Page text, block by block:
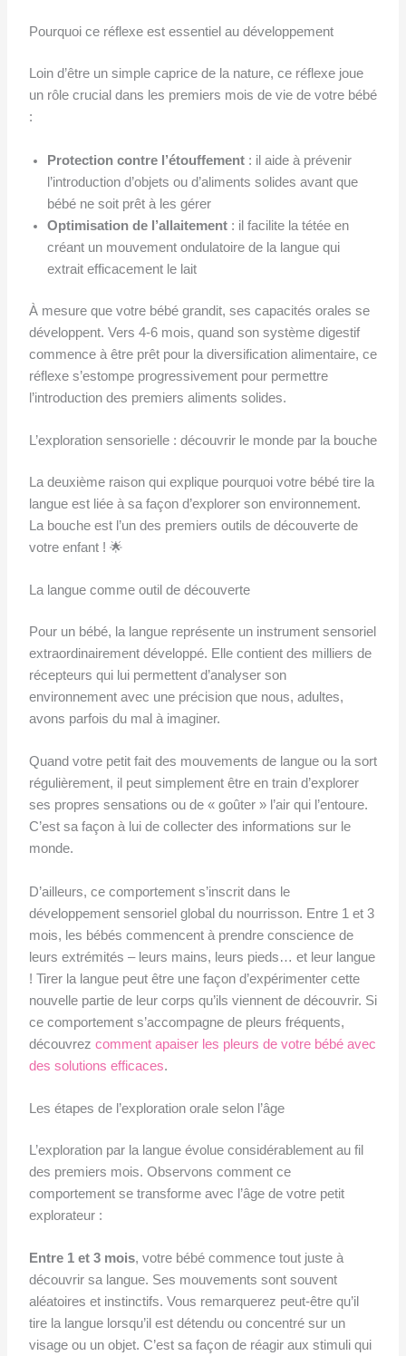
Pourquoi ce réflexe est essentiel au développement
Loin d’être un simple caprice de la nature, ce réflexe joue
un rôle crucial dans les premiers mois de vie de votre bébé
:
Protection contre l’étouffement: il aide à prévenir
l’introduction d’objets ou d’aliments solides avant que
bébé ne soit prêt à les gérer
Optimisation de l’allaitement: il facilite la tétée en
créant un mouvement ondulatoire de la langue qui
extrait efficacement le lait
À mesure que votre bébé grandit, ses capacités orales se
développent. Vers 4-6 mois, quand son système digestif
commence à être prêt pour la diversification alimentaire, ce
réflexe s’estompe progressivement pour permettre
l’introduction des premiers aliments solides.
L’exploration sensorielle : découvrir le monde par la bouche
La deuxième raison qui explique pourquoi votre bébé tire la
langue est liée à sa façon d’explorer son environnement.
La bouche est l’un des premiers outils de découverte de
votre enfant ! 🌟
La langue comme outil de découverte
Pour un bébé, la langue représente un instrument sensoriel
extraordinairement développé. Elle contient des milliers de
récepteurs qui lui permettent d’analyser son
environnement avec une précision que nous, adultes,
avons parfois du mal à imaginer.
Quand votre petit fait des mouvements de langue ou la sort
régulièrement, il peut simplement être en train d’explorer
ses propres sensations ou de « goûter » l’air qui l’entoure.
C’est sa façon à lui de collecter des informations sur le
monde.
D’ailleurs, ce comportement s’inscrit dans le
développement sensoriel global du nourrisson. Entre 1 et 3
mois, les bébés commencent à prendre conscience de
leurs extrémités – leurs mains, leurs pieds… et leur langue
! Tirer la langue peut être une façon d’expérimenter cette
nouvelle partie de leur corps qu’ils viennent de découvrir. Si
ce comportement s’accompagne de pleurs fréquents,
découvrez comment apaiser les pleurs de votre bébé avec
des solutions efficaces.
Les étapes de l’exploration orale selon l’âge
L’exploration par la langue évolue considérablement au fil
des premiers mois. Observons comment ce
comportement se transforme avec l’âge de votre petit
explorateur :
Entre 1 et 3 mois, votre bébé commence tout juste à
découvrir sa langue. Ses mouvements sont souvent
aléatoires et instinctifs. Vous remarquerez peut-être qu’il
tire la langue lorsqu’il est détendu ou concentré sur un
visage ou un objet. C’est sa façon de réagir aux stimuli qui